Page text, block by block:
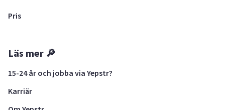
Pris
Läs mer 🔎
15-24 år och jobba via Yepstr?
Karriär